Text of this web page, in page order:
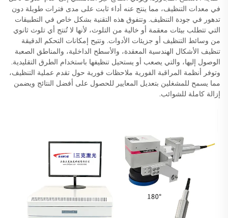
في معدات التنظيف، مما ينتج عنه أداء ثابت على مدى فترات طويلة دون
تدهور في جودة التنظيف. وتتفوق هذه التقنية بشكل خاص في التطبيقات
التي تتطلب بيئات معقمة أو خالية من التلوث، لأنها لا تُنتج أي تلوث ثانوي
من وسائط التنظيف أو جزيئات الأدوات. وتتيح إمكانات التحكم الدقيقة
تنظيف الأشكال الهندسية المعقدة، والأسطح الداخلية، والمناطق الصعبة
الوصول إليها، والتي يصعب أو يستحيل تنظيفها باستخدام الطرق التقليدية.
وتوفر أنظمة المراقبة الفورية ملاحظات فورية حول تقدم عملية التنظيف،
مما يسمح للمشغلين بتعديل المعايير للحصول على أفضل النتائج ويضمن
إزالة كاملة للشوائب.